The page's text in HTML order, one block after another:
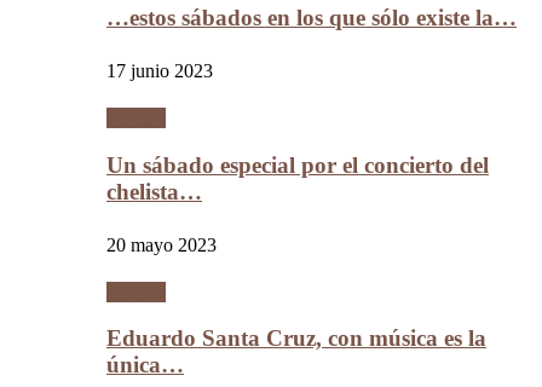
…estos sábados en los que sólo existe la…
17 junio 2023
Un sábado especial por el concierto del
chelista…
20 mayo 2023
Eduardo Santa Cruz, con música es la
única…